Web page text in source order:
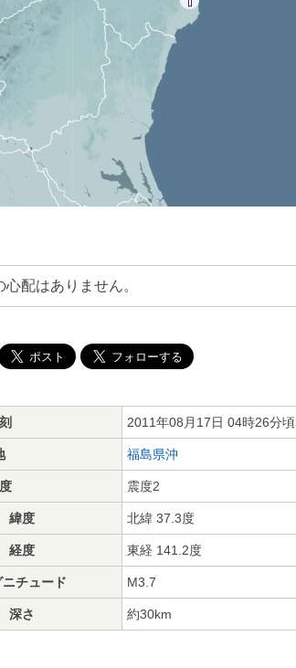
配はありません。
2011年08月17日 04時26分頃
福島県沖
震度2
緯度 北緯 37.3度
経度 東経 141.2度
ニチュード M3.7
深さ 約30km